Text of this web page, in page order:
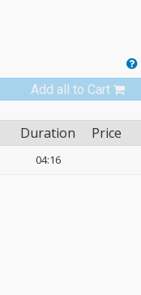
Add all to Cart
Duration Price
04:16